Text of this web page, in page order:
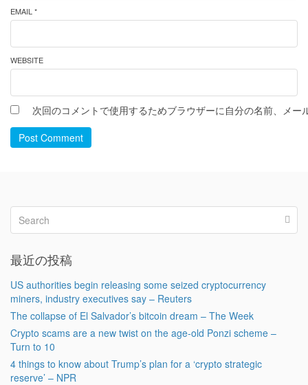
EMAIL *
WEBSITE
次回のコメントで使用するためブラウザーに自分の名前、メー
Post Comment
最近の投稿
US authorities begin releasing some seized cryptocurrency
miners, industry executives say – Reuters
The collapse of El Salvador’s bitcoin dream – The Week
Crypto scams are a new twist on the age-old Ponzi scheme –
Turn to 10
4 things to know about Trump’s plan for a ‘crypto strategic
reserve’ – NPR